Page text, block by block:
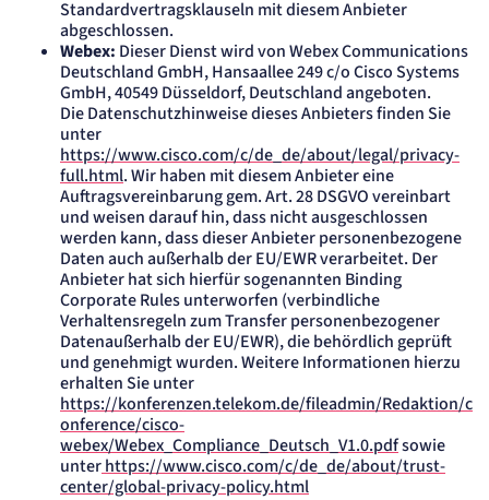
Standardvertragsklauseln mit diesem Anbieter
abgeschlossen.
Webex: Dieser Dienst wird von Webex Communications
Deutschland GmbH, Hansaallee 249 c/o Cisco Systems
GmbH, 40549 Düsseldorf, Deutschland angeboten.
Die Datenschutzhinweise dieses Anbieters finden Sie
unter
https://www.cisco.com/c/de_de/about/legal/privacy-
full.html. Wir haben mit diesem Anbieter eine
Auftragsvereinbarung gem. Art. 28 DSGVO vereinbart
und weisen darauf hin, dass nicht ausgeschlossen
werden kann, dass dieser Anbieter personenbezogene
Daten auch außerhalb der EU/EWR verarbeitet. Der
Anbieter hat sich hierfür sogenannten Binding
Corporate Rules unterworfen (verbindliche
Verhaltensregeln zum Transfer personenbezogener
Datenaußerhalb der EU/EWR), die behördlich geprüft
und genehmigt wurden. Weitere Informationen hierzu
erhalten Sie unter
https://konferenzen.telekom.de/fileadmin/Redaktion/c
onference/cisco-
webex/Webex_Compliance_Deutsch_V1.0.pdfsowie
unterhttps://www.cisco.com/c/de_de/about/trust-
center/global-privacy-policy.html